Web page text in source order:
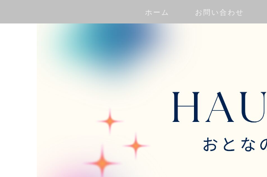
ホーム お問い合わせ